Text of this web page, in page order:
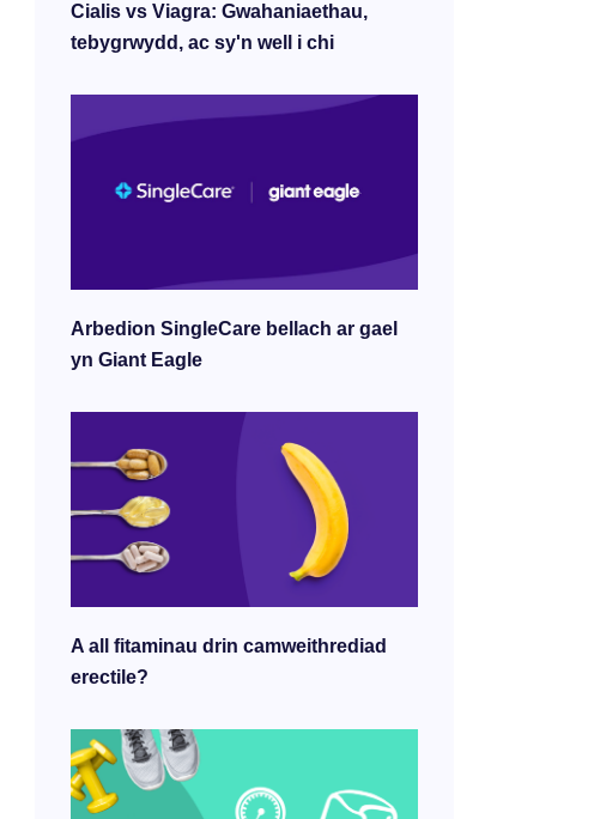
Cialis vs Viagra: Gwahaniaethau,
tebygrwydd, ac sy'n well i chi
Arbedion SingleCare bellach ar gael
yn Giant Eagle
A all fitaminau drin camweithrediad
erectile?